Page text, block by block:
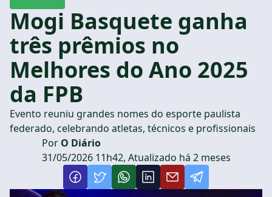
Mogi Basquete ganha
três prêmios no
Melhores do Ano 2025
da FPB
Evento reuniu grandes nomes do esporte paulista
federado, celebrando atletas, técnicos e profissionais
PorO Diário
31/05/2026 11h42, Atualizado há 2 meses